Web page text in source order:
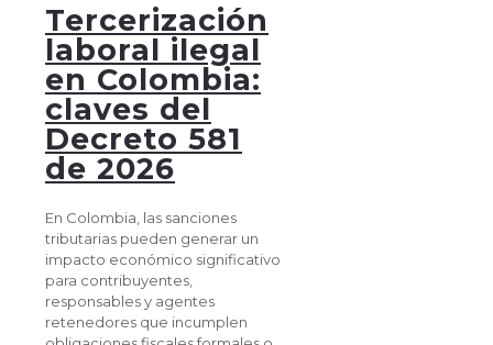
Tercerización
laboral ilegal
en Colombia:
claves del
Decreto 581
de 2026
En Colombia, las sanciones
tributarias pueden generar un
impacto económico significativo
para contribuyentes,
responsables y agentes
retenedores que incumplen